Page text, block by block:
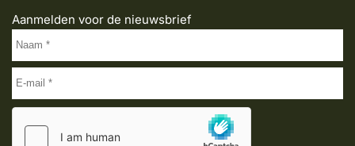
Aanmelden voor de nieuwsbrief